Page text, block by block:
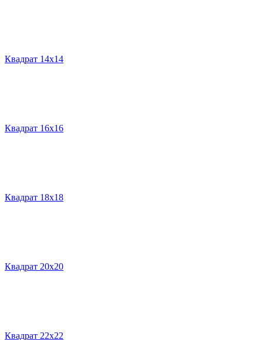
Квадрат 14х14
Квадрат 16х16
Квадрат 18х18
Квадрат 20х20
Квадрат 22х22